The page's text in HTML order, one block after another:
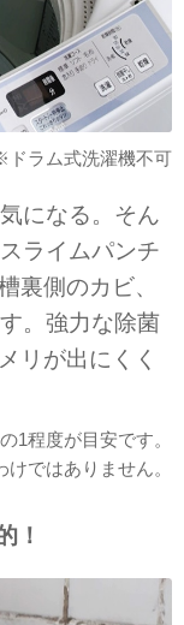
ドラム式洗濯機不可
になる。そん
ライムパンチ
裏側のカビ、
。強力な除菌
リが出にくく
1程度が目安です。
ではありません。
！